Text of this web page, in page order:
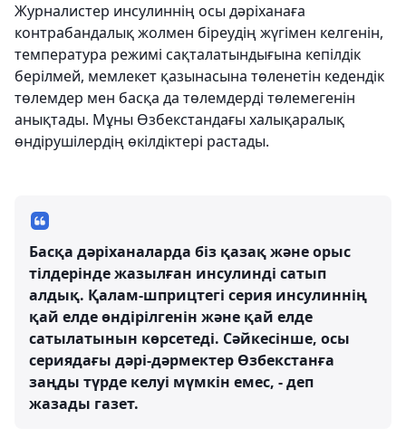
Журналистер инсулиннің осы дәріханаға
контрабандалық жолмен біреудің жүгімен келгенін,
температура режимі сақталатындығына кепілдік
берілмей, мемлекет қазынасына төленетін кедендік
төлемдер мен басқа да төлемдерді төлемегенін
анықтады. Мұны Өзбекстандағы халықаралық
өндірушілердің өкілдіктері растады.
Басқа дәріханаларда біз қазақ және орыс
тілдерінде жазылған инсулинді сатып
алдық. Қалам-шприцтегі серия инсулиннің
қай елде өндірілгенін және қай елде
сатылатынын көрсетеді. Сәйкесінше, осы
сериядағы дәрі-дәрмектер Өзбекстанға
заңды түрде келуі мүмкін емес, - деп
жазады газет.